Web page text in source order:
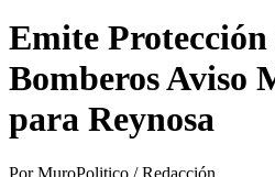
Emite
Bomberos Aviso
para Reynosa
PorMuroPolitico / Redacción